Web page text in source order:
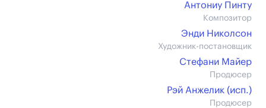
Антониу Пинту
Композитор
Энди Николсон
Художник-постановщик
Стефани Майер
Продюсер
Рэй Анжелик (иcп.)
Продюсер